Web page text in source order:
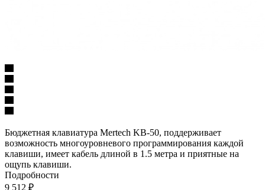
Бюджетная клавиатура Mertech KB-50, поддерживает
возможность многоуровневого программирования каждой
клавиши, имеет кабель длиной в 1.5 метра и приятные на
ощупь клавиши.
Подробности
9 512 ₽